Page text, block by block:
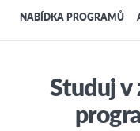
NABÍDKA PROGRAMŮ
Studuj v